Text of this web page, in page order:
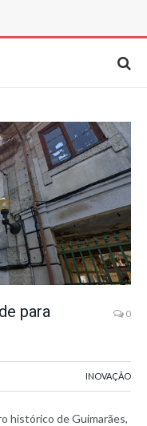
para
0
INOVAÇÃO
histórico de Guimarães,